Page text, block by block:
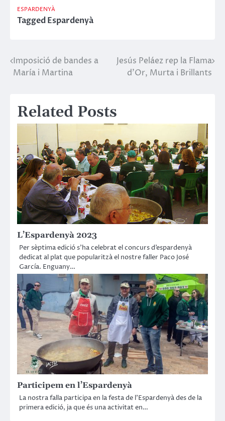
ESPARDENYÀ
TaggedEspardenyà
Navegació
Imposició de bandes a
María i Martina
Jesús Peláez rep la Flama
d’Or, Murta i Brillants
Related Posts
L’Espardenyà 2023
Per sèptima edició s’ha celebrat el concurs d’espardenyà
dedicat al plat que popularitzà el nostre faller Paco José
García. Enguany…
Participem en l’Espardenyà
La nostra falla participa en la festa de l’Espardenyà des de la
primera edició, ja que és una activitat en…